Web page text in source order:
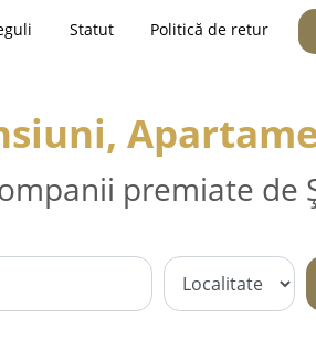
Statut Politică de retur
premiate de